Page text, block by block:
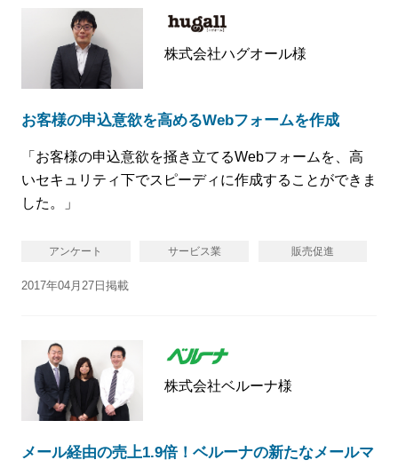
株式会社ハグオール様
お客様の申込意欲を高めるWebフォームを作成
「お客様の申込意欲を掻き立てるWebフォームを、高
いセキュリティ下でスピーディに作成することができま
した。」
アンケート サービス業 販売促進
2017年04月27日掲載
株式会社ベルーナ様
メール経由の売上1.9倍！ベルーナの新たなメールマ